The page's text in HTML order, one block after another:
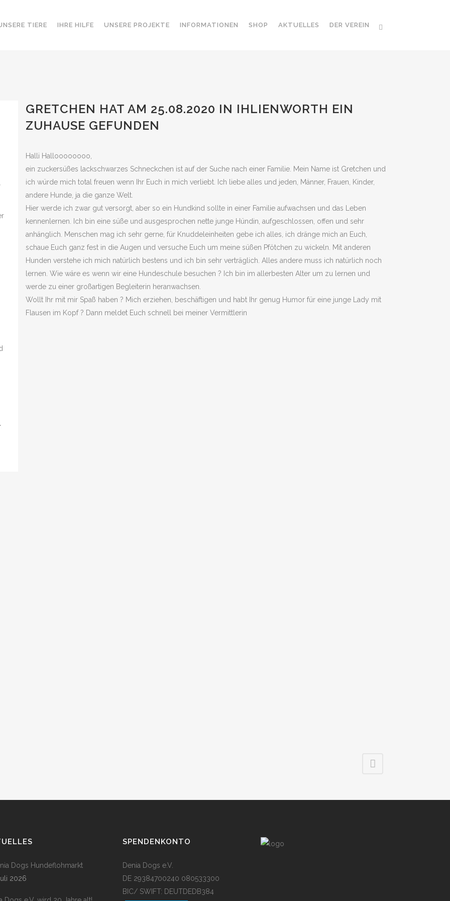
TIERE IHRE HILFE UNSERE PROJEKTE INFORMATIONEN SHOP AKTUELLES DER VEREIN
GRETCHEN HAT AM 25.08.2020 IN IHLIENWORTH EIN
ZUHAUSE GEFUNDEN
Halli Halloooooooo,
ein zuckersüßes lackschwarzes Schneckchen ist auf der Suche nach einer Familie. Mein Name ist Gretchen und
ich würde mich total freuen wenn Ihr Euch in mich verliebt. Ich liebe alles und jeden, Männer, Frauen, Kinder,
andere Hunde, ja die ganze Welt.
Hier werde ich zwar gut versorgt, aber so ein Hundkind sollte in einer Familie aufwachsen und das Leben
kennenlernen. Ich bin eine süße und ausgesprochen nette junge Hündin, aufgeschlossen, offen und sehr
anhänglich. Menschen mag ich sehr gerne, für Knuddeleinheiten gebe ich alles, ich dränge mich an Euch,
schaue Euch ganz fest in die Augen und versuche Euch um meine süßen Pfötchen zu wickeln. Mit anderen
Hunden verstehe ich mich natürlich bestens und ich bin sehr verträglich. Alles andere muss ich natürlich noch
lernen. Wie wäre es wenn wir eine Hundeschule besuchen ? Ich bin im allerbesten Alter um zu lernen und
werde zu einer großartigen Begleiterin heranwachsen.
Wollt Ihr mit mir Spaß haben ? Mich erziehen, beschäftigen und habt Ihr genug Humor für eine junge Lady mit
Flausen im Kopf ? Dann meldet Euch schnell bei meiner Vermittlerin
Dogs Hundeflohmarkt
2026
SPENDENKONTO
Denia Dogs e.V.
DE 29384700240 080533300
BIC/ SWIFT: DEUTDEDB384